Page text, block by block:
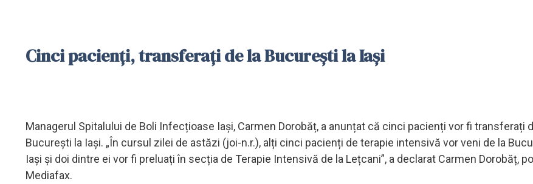
Cinci pacienți, transferați de la București la Iași
Managerul Spitalului de Boli Infecțioase Iași, Carmen Dorobăț, a anunțat că cinci pacienți vor fi transferați
București la Iași. „În cursul zilei de astăzi (joi-n.r.), alți cinci pacienți de terapie intensivă vor veni de la
Iași și doi dintre ei vor fi preluați în secția de Terapie Intensivă de la Lețcani”, a declarat Carmen Dorobăț,
Mediafax.